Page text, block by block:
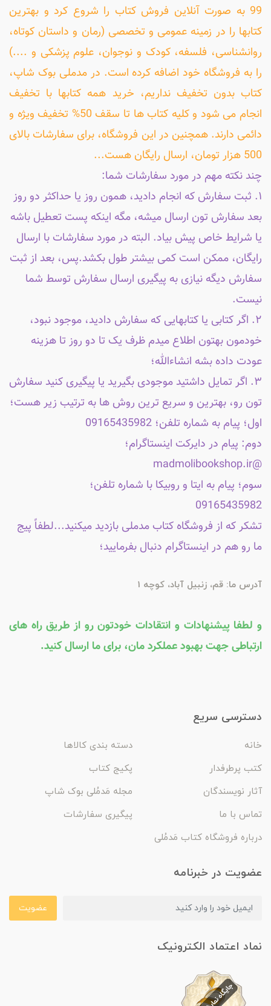
99 به صورت آنلاین فروش کتاب را شروع کرد و بهترین
کتابها را در زمینه عمومی و تخصصی (رمان و داستان کوتاه،
روانشناسی، فلسفه، کودک و نوجوان، علوم پزشکی و ....)
را به فروشگاه خود اضافه کرده است. در مدملی بوک شاپ،
کتاب بدون تخفیف نداریم، خرید همه کتابها با تخفیف
انجام می شود و کلیه کتاب ها تا سقف 50% تخفیف ویژه و
دائمی دارند. همچنین در این فروشگاه، برای سفارشات بالای
500 هزار تومان، ارسال رایگان هست...
چند نکته مهم در مورد سفارشات شما:
۱. ثبت سفارش که انجام دادید، همون روز یا حداکثر دو روز
بعد سفارش تون ارسال میشه، مگه اینکه پست تعطیل باشه
یا شرایط خاص پیش بیاد. البته در مورد سفارشات با ارسال
رایگان، ممکن است کمی بیشتر طول بکشد.پس، بعد از ثبت
سفارش دیگه نیازی به پیگیری ارسال سفارش توسط شما
نیست.
۲. اگر کتابی یا کتابهایی که سفارش دادید، موجود نبود،
خودمون بهتون اطلاع میدم ظرف یک تا دو روز تا هزینه
عودت داده بشه انشاءالله؛
۳. اگر تمایل داشتید موجودی بگیرید یا پیگیری کنید سفارش
تون رو، بهترین و سریع ترین روش ها به ترتیب زیر هست؛
اول؛ پیام به شماره تلفن؛ 09165435982
دوم: پیام در دایرکت اینستاگرام؛
@madmolibookshop.ir
سوم؛ پیام به ایتا و روبیکا با شماره تلفن؛
09165435982
تشکر که از فروشگاه کتاب مدملی بازدید میکنید...لطفاً پیج
ما رو هم در اینستاگرام دنبال بفرمایید؛
آدرس ما: قم، زنبیل آباد، کوچه 1
و لطفا پیشنهادات و انتقادات خودتون رو از طریق راه های
ارتباطی جهت بهبود عملکرد مان، برای ما ارسال کنید.
دسترسی سریع
خانه
دسته بندی کالاها
کتب پرطرفدار
پکیج کتاب
آثار نویسندگان
مجله مَدمُلی بوک شاپ
تماس با ما
پیگیری سفارشات
درباره فروشگاه کتاب مَدمُلی
عضویت در خبرنامه
عضویت
نماد اعتماد الکترونیک